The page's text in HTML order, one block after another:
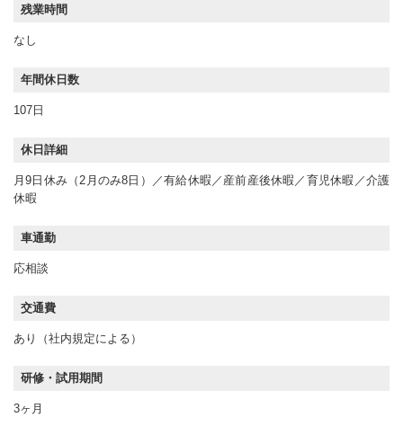
残業時間
なし
年間休日数
107日
休日詳細
月9日休み（2月のみ8日）／有給休暇／産前産後休暇／育児休暇／介護
休暇
車通勤
応相談
交通費
あり（社内規定による）
研修・試用期間
3ヶ月